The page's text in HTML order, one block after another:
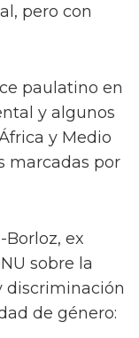
pero con
paulatino en
y algunos
y Medio
marcadas por
ex
sobre la
discriminación
de género: